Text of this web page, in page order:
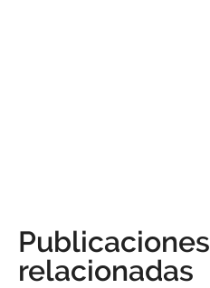
Publicaciones
relacionadas